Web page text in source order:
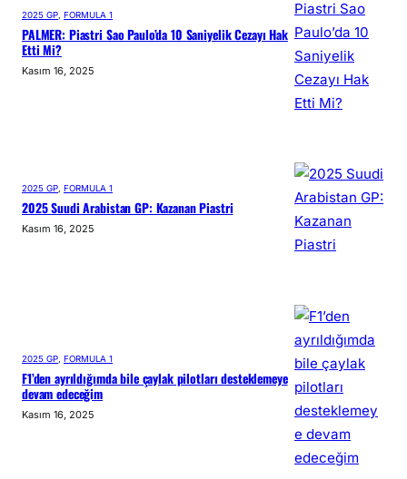
2025 GP FORMULA 1
PALMER: Piastri Sao Paulo’da 10 Saniyelik Cezayı Hak
Etti Mi?
Kasım 16, 2025
2025 GP, FORMULA 1
2025 Suudi Arabistan GP: Kazanan Piastri
Kasım 16, 2025
2025 GP FORMULA 1
F1’den ayrıldığımda bile çaylak pilotları desteklemeye
devam edeceğim
Kasım 16, 2025